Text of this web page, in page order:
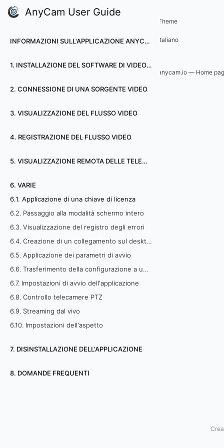
AnyCam User Guide
INFORMAZIONI SULL'APPLICAZIONE ANYCAM
1. INSTALLAZIONE DEL SOFTWARE DI VIDEOSORVEGLIANZA ANYCAM
2. CONNESSIONE DI UNA SORGENTE VIDEO
3. VISUALIZZAZIONE DEL FLUSSO VIDEO
4. REGISTRAZIONE DEL FLUSSO VIDEO
5. VISUALIZZAZIONE REMOTA DELLE TELECAMERE
6. VARIE
6.1. Applicazione di una chiave di licenza
6.2. Passaggio alla modalità schermo intero
6.3. Visualizzazione del registro degli errori
6.4. Creazione di un collegamento sul desktop
6.5. Applicazione dei parametri di avvio
6.6. Trasferimento della configurazione a un altro PC
6.7. Impostazioni di avvio dell'applicazione
6.8. Controllo telecamere PTZ
6.9. Streaming dal vivo
6.10. Impostazioni dell'aspetto
7. DISINSTALLAZIONE DELL'APPLICAZIONE
8. DOMANDE FREQUENTI
6
.
A
p
p
i
c
a
z
i
e
Theme
Italiano
anycam.io — Home